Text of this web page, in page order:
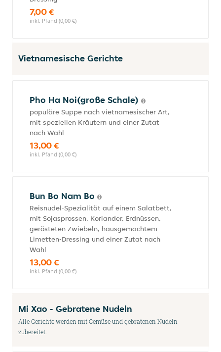
7,00 €
inkl. Pfand (0,00 €)
Vietnamesische Gerichte
Pho Ha Noi(große Schale)
populäre Suppe nach vietnamesischer Art,
mit speziellen Kräutern und einer Zutat
nach Wahl
13,00 €
inkl. Pfand (0,00 €)
Bun Bo Nam Bo
Reisnudel-Spezialität auf einem Salatbett,
mit Sojasprossen, Koriander, Erdnüssen,
gerösteten Zwiebeln, hausgemachtem
Limetten-Dressing und einer Zutat nach
Wahl
13,00 €
inkl. Pfand (0,00 €)
Mi Xao - Gebratene Nudeln
Alle Gerichte werden mit Gemüse und gebratenen Nudeln
zubereitet.